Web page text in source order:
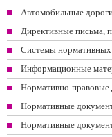
Автомобильные
Директивные письма,
Системы нормативных
Информационные
Нормативно-
Нормативные
Нормативные